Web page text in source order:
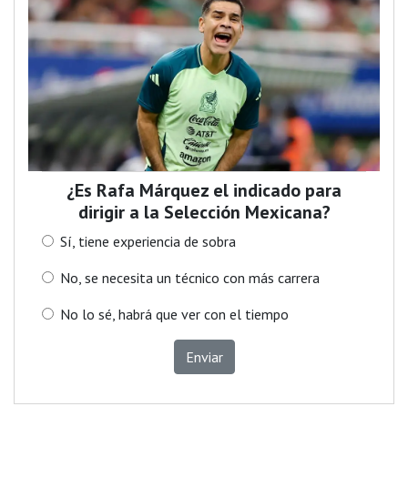
¿Es Rafa Márquez el indicado para
dirigir a la Selección Mexicana?
Sí, tiene experiencia de sobra
No, se necesita un técnico con más carrera
No lo sé, habrá que ver con el tiempo
Enviar